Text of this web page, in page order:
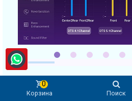
Корзина
0
Поиск